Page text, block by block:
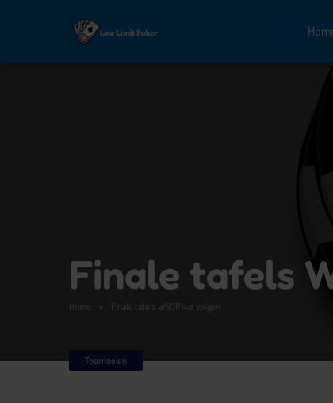
Finale tafels
Home » Finale tafels WSOP live volgen
Toernooien